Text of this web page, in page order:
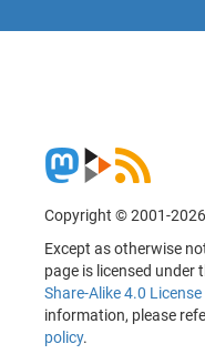
Copyright © 2001-2026
Except as otherwise
page is licensed under
Share-Alike 4.0 License
information, please
policy.